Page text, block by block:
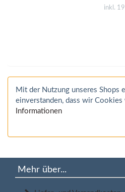
inkl.
Mit der Nutzung unseres Shops
einverstanden, dass wir Cookies
Informationen
Mehr über...